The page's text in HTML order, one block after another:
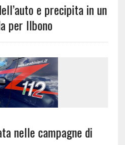
e precipita in un
per Ilbono
nelle campagne di